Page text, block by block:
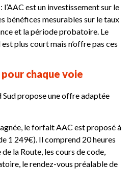
l’AAC est un investissement sur le
bénéfices mesurables sur le taux
et la période probatoire. Le
plus court mais n’offre pas ces
chaque voie
Sud propose une offre adaptée
le forfait AAC est proposé à
1 249€). Il comprend 20 heures
la Route, les cours de code,
le rendez-vous préalable de